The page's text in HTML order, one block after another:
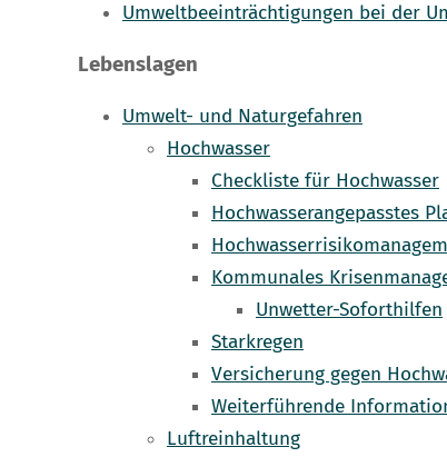
Umweltbeeinträchtigungen bei der
Lebenslagen
Umwelt- und Naturgefahren
Hochwasser
Checkliste für Hochwasser
Hochwasserangepasstes
Kommunales
Unwetter-Soforthilfen
Starkregen
Versicherung gegen
Weiterführende
Luftreinhaltung